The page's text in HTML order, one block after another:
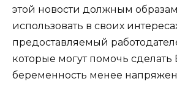
этой новости должным
использовать в своих
предоставляемый
которые могут помочь
беременность менее